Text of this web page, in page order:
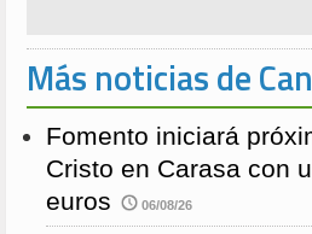
Más noticias de
Fomento iniciará
Cristo en Carasa con
euros
06/08/26